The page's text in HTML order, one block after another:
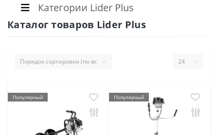
Категории Lider Plus
Каталог товаров Lider Plus
Популярный Популярный